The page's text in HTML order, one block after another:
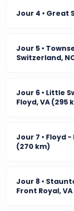
Jour 4 • Great
Jour 5 •
Switzerland,
Jour 6 • Little
Floyd, VA (295
Jour 7 • Floyd
(270 km)
Jour 8 •
Front Royal,